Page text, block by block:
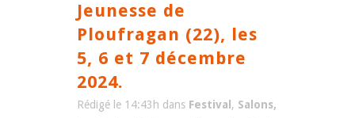
Jeunesse de
Ploufragan (22), les
5, 6 et 7 décembre
2024.
Rédigé le 14:43h dans Festival , Salons,